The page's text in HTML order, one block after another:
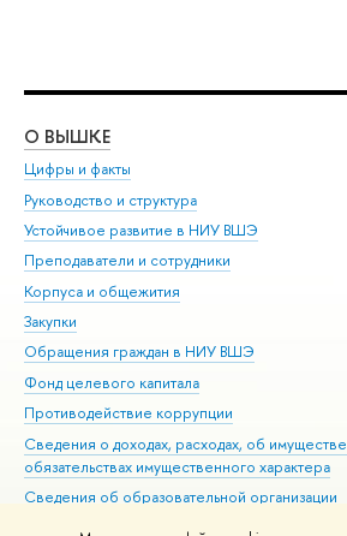
О ВЫШКЕ
Цифры и факты
Руководство и структура
Устойчивое развитие в НИУ ВШЭ
Преподаватели и сотрудники
Корпуса и общежития
Закупки
Обращения граждан в НИУ ВШЭ
Фонд целевого капитала
Противодействие коррупции
Сведения о доходах, расходах, об
обязательствах имущественного характера
Сведения об образовательной организации
Людям с ограниченными возможностями